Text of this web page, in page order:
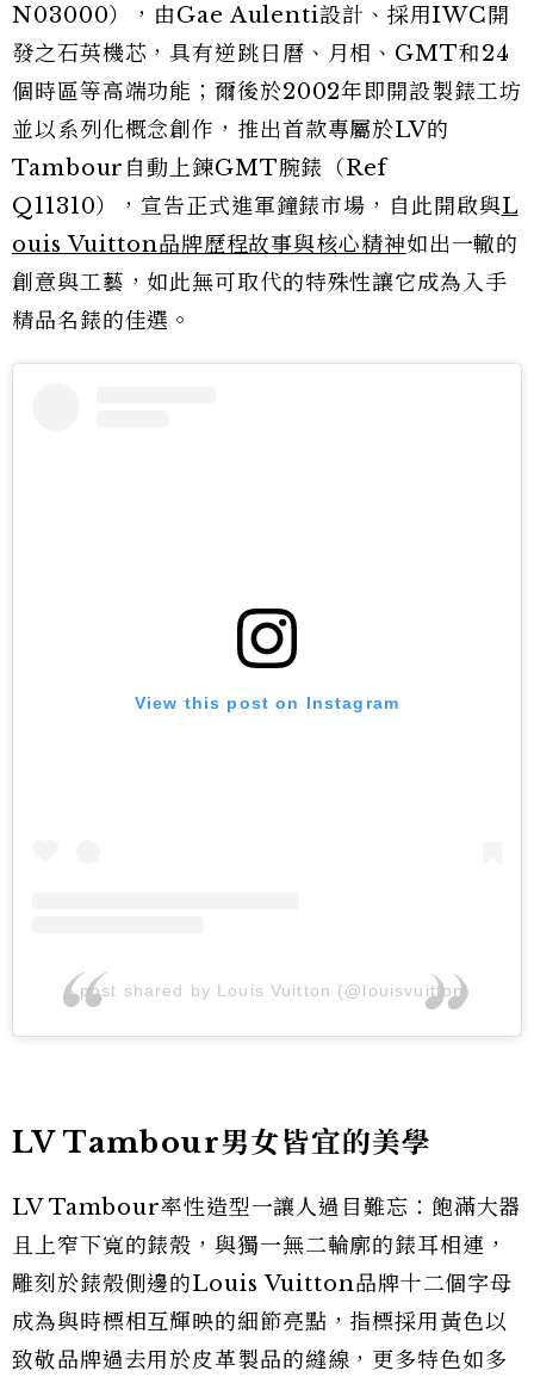
N03000），由Gae Aulenti設計、採用IWC開
發之石英機芯，具有逆跳日曆、月相、GMT和24
個時區等高端功能；爾後於2002年即開設製錶工坊
並以系列化概念創作，推出首款專屬於LV的
Tambour自動上鍊GMT腕錶（Ref
Q11310），宣告正式進軍鐘錶市場，自此開啟與L
ouis Vuitton品牌歷程故事與核心精神如出一轍的
創意與工藝，如此無可取代的特殊性讓它成為入手
精品名錶的佳選。
View this post on Instagram
A post shared by Louis Vuitton (@louisvuitton)
LV Tambour男女皆宜的美學
LV Tambour率性造型一讓人過目難忘：飽滿大器
且上窄下寬的錶殼，與獨一無二輪廓的錶耳相連，
雕刻於錶殼側邊的Louis Vuitton品牌十二個字母
成為與時標相互輝映的細節亮點，指標採用黃色以
致敬品牌過去用於皮革製品的縫線，更多特色如多